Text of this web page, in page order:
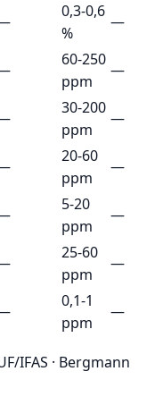
0,3-0,6
%
—
60-250
ppm
—
30-200
ppm
—
20-60
ppm
—
5-20
ppm
—
25-60
ppm
—
0,1-1
ppm
—
IFAS · Bergmann